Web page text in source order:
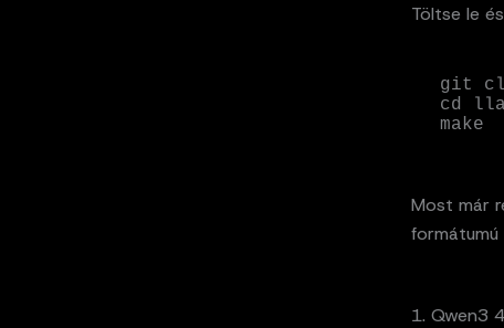
Töltse le
git
cd
make
Most már
1. Qwen3